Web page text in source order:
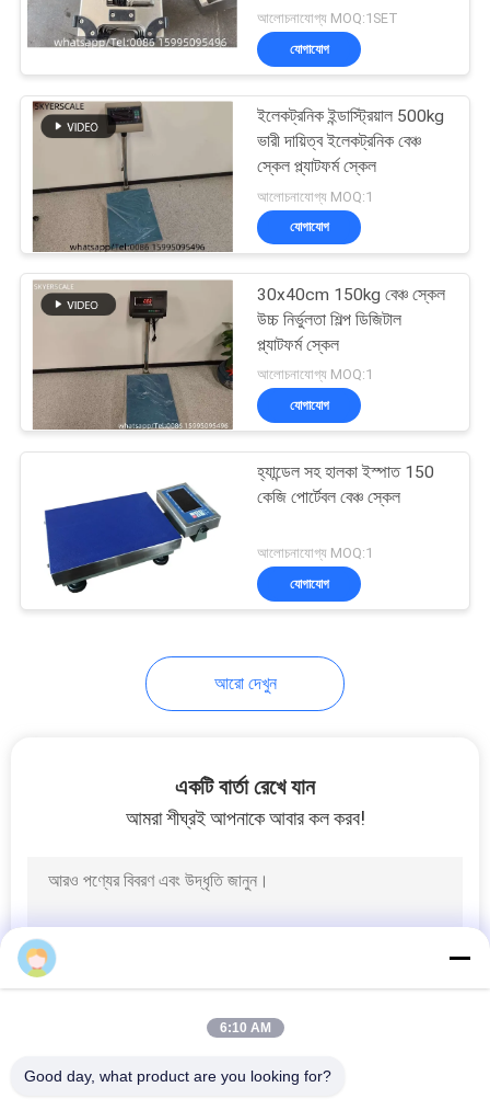
আলোচনাযোগ্য MOQ:1SET
যোগাযোগ
ইলেকট্রনিক ইন্ডাস্ট্রিয়াল 500kg
ভারী দায়িত্ব ইলেকট্রনিক বেঞ্চ
স্কেল প্ল্যাটফর্ম স্কেল
আলোচনাযোগ্য MOQ:1
যোগাযোগ
30x40cm 150kg বেঞ্চ স্কেল
উচ্চ নির্ভুলতা শিল্প ডিজিটাল
প্ল্যাটফর্ম স্কেল
আলোচনাযোগ্য MOQ:1
যোগাযোগ
হ্যান্ডেল সহ হালকা ইস্পাত 150
কেজি পোর্টেবল বেঞ্চ স্কেল
আলোচনাযোগ্য MOQ:1
যোগাযোগ
আরো দেখুন
একটি বার্তা রেখে যান
আমরা শীঘ্রই আপনাকে আবার কল করব!
6:10 AM
Good day, what product are you looking for?